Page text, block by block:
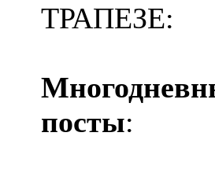
ТРАПЕЗЕ:
посты: